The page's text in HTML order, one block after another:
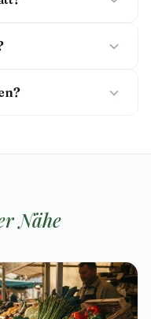
Nähe